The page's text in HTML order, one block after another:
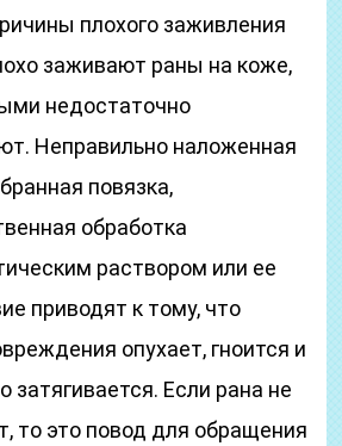
плохого заживления
заживают раны на коже,
недостаточно
Неправильно наложенная
повязка,
обработка
раствором или ее
приводят к тому, что
опухает, гноится и
затягивается. Если рана не
то это повод для обращения